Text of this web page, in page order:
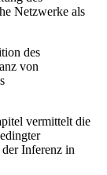
Netzwerke als
des
von
vermittelt die
Inferenz in